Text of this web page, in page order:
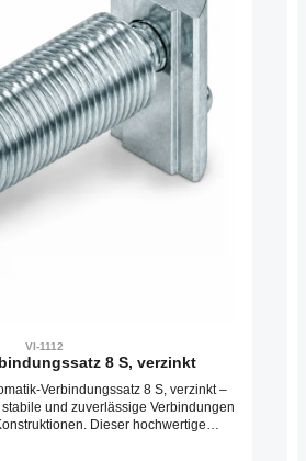
VI-1112
8 S, verzinkt
stabile und zuverlässige Verbindungen
Dieser hochwertige